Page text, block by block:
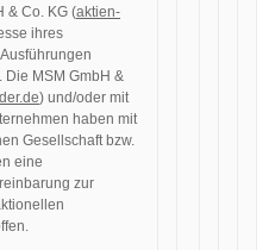
& Co. KG (aktien-
ihres
MSM GmbH &
) und/oder mit
haben mit
Gesellschaft bzw.
eine
zur